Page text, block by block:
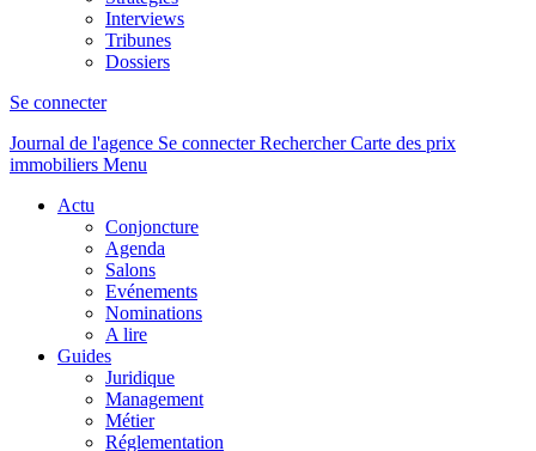
Interviews
Tribunes
Dossiers
Se connecter
Journal de l'agence Se connecterRechercher Carte des prix
immobiliers Menu
Actu
Conjoncture
Agenda
Salons
Evénements
Nominations
A lire
Guides
Juridique
Management
Métier
Réglementation